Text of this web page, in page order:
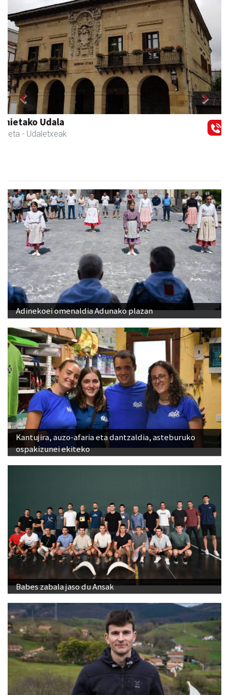
Magale Ikastetxea
Urnieta - Hezkuntza
Previous Next
Adinekoei omenaldia Adunako plazan
Kantujira, auzo-afaria eta dantzaldia, asteburuko
ospakizunei ekiteko
Babes zabala jaso du Ansak